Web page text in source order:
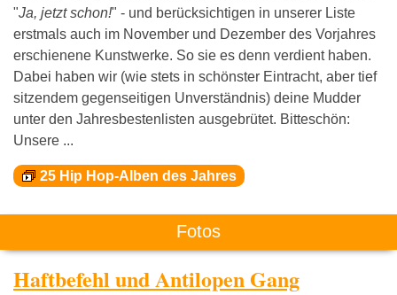
"Ja, jetzt schon!" - und berücksichtigen in unserer Liste
erstmals auch im November und Dezember des Vorjahres
erschienene Kunstwerke. So sie es denn verdient haben.
Dabei haben wir (wie stets in schönster Eintracht, aber tief
sitzendem gegenseitigen Unverständnis) deine Mudder
unter den Jahresbestenlisten ausgebrütet. Bitteschön:
Unsere ...
25 Hip Hop-Alben des Jahres
Fotos
Haftbefehl und Antilopen Gang